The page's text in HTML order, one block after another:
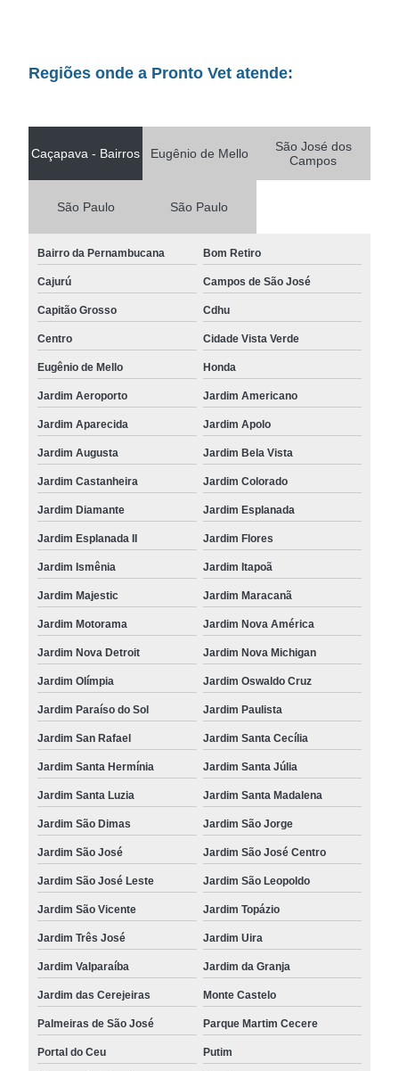
Regiões onde a Pronto Vet atende:
Caçapava - Bairros Eugênio de Mello
São José dos
Campos
São Paulo São Paulo
Bairro da Pernambucana Bom Retiro
Cajurú Campos de São José
Capitão Grosso Cdhu
Centro Cidade Vista Verde
Eugênio de Mello Honda
Jardim Aeroporto Jardim Americano
Jardim Aparecida Jardim Apolo
Jardim Augusta Jardim Bela Vista
Jardim Castanheira Jardim Colorado
Jardim Diamante Jardim Esplanada
Jardim Esplanada II Jardim Flores
Jardim Ismênia Jardim Itapoã
Jardim Majestic Jardim Maracanã
Jardim Motorama Jardim Nova América
Jardim Nova Detroit Jardim Nova Michigan
Jardim Olímpia Jardim Oswaldo Cruz
Jardim Paraíso do Sol Jardim Paulista
Jardim San Rafael Jardim Santa Cecília
Jardim Santa Hermínia Jardim Santa Júlia
Jardim Santa Luzia Jardim Santa Madalena
Jardim São Dimas Jardim São Jorge
Jardim São José Jardim São José Centro
Jardim São José Leste Jardim São Leopoldo
Jardim São Vicente Jardim Topázio
Jardim Três José Jardim Uira
Jardim Valparaíba Jardim da Granja
Jardim das Cerejeiras Monte Castelo
Palmeiras de São José Parque Martim Cecere
Portal do Ceu Putim